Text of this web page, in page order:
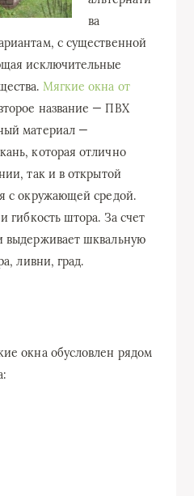
ва
с существенной
исключительные
Мягкие окна от
название — ПВХ
материал —
которая отлично
так и в открытой
с окружающей средой.
гибкость штора. За счет
выдерживает шквальную
ливни, град.
окна обусловлен рядом